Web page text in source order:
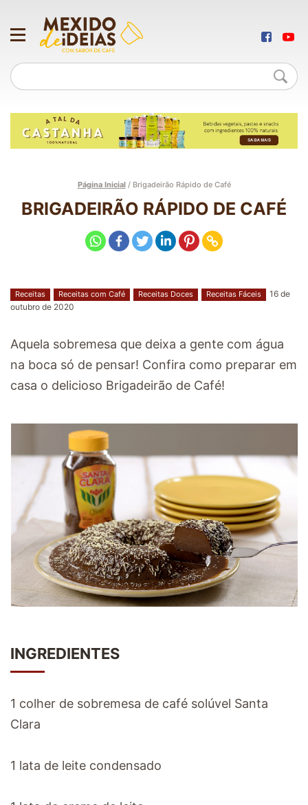
Página Inicial/ Brigadeirão Rápido de Café
BRIGADEIRÃO RÁPIDO DE CAFÉ
Receitas Receitas com Café Receitas Doces Receitas Fáceis
16 de
outubro de 2020
Aquela sobremesa que deixa a gente com água
na boca só de pensar! Confira como preparar em
casa o delicioso Brigadeirão de Café!
INGREDIENTES
1 colher de sobremesa de café solúvel Santa
Clara
1 lata de leite condensado